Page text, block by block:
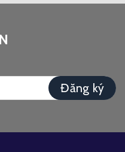
Đăng ký